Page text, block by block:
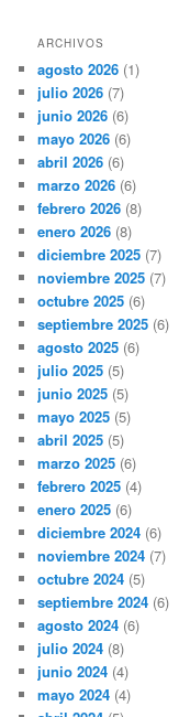
ARCHIVOS
agosto 2026 (1)
julio 2026 (7)
junio 2026 (6)
mayo 2026 (6)
abril 2026 (6)
marzo 2026 (6)
febrero 2026 (8)
enero 2026 (8)
diciembre 2025 (7)
noviembre 2025 (7)
octubre 2025 (6)
septiembre 2025 (6)
agosto 2025 (6)
julio 2025 (5)
junio 2025 (5)
mayo 2025 (5)
abril 2025 (5)
marzo 2025 (6)
febrero 2025 (4)
enero 2025 (6)
diciembre 2024 (6)
noviembre 2024 (7)
octubre 2024 (5)
septiembre 2024 (6)
agosto 2024 (6)
julio 2024 (8)
junio 2024 (4)
mayo 2024 (4)